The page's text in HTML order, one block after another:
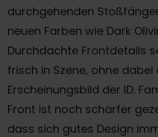
durchgehenden
neuen Farben wie Dark
Durchdachte Frontdetails
frisch in Szene, ohne
Erscheinungsbild der ID.
Front ist noch schärfer
dass sich gutes Design